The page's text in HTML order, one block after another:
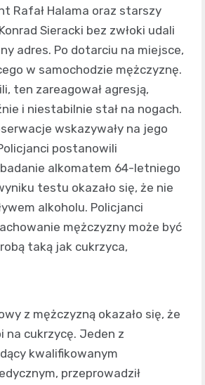
Rafał Halama oraz starszy
Sieracki bez zwłoki udali
adres. Po dotarciu na miejsce,
w samochodzie mężczyznę.
ten zareagował agresją,
i niestabilnie stał na nogach.
wskazywały na jego
postanowili
alkomatem 64-letniego
testu okazało się, że nie
alkoholu. Policjanci
mężczyzny może być
taką jak cukrzyca,
z mężczyzną okazało się, że
na cukrzycę. Jeden z
kwalifikowanym
przeprowadził